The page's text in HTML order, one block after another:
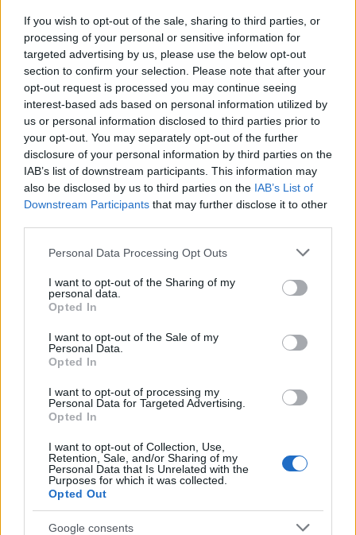
If you wish to opt-out of the sale, sharing to third parties, or
processing of your personal or sensitive information for
targeted advertising by us, please use the below opt-out
section to confirm your selection. Please note that after your
opt-out request is processed you may continue seeing
interest-based ads based on personal information utilized by
us or personal information disclosed to third parties prior to
your opt-out. You may separately opt-out of the further
disclosure of your personal information by third parties on the
IAB’s list of downstream participants. This information may
also be disclosed by us to third parties on the IAB’s List of
Downstream Participants that may further disclose it to other
Please note that this website/app uses one or more Google
not limited to your visit or usage behaviour. You may click to
grant or deny consent to Google and its third-party tags to
use your data for below specified purposes in below Google
consent section.
Personal Data Processing Opt Outs
I want to opt-out of the Sharing of my
personal data.
Opted In
I want to opt-out of the Sale of my
Personal Data.
Opted In
I want to opt-out of processing my
Personal Data for Targeted Advertising.
Opted In
I want to opt-out of Collection, Use,
Retention, Sale, and/or Sharing of my
Personal Data that Is Unrelated with the
Purposes for which it was collected.
Opted Out
Google consents
Uniós források: íme a teendők, amelyek a
pénzek érkezéséhez még szükségesek
ELEMZÉSEK
Minden idők legjövedelmezőbbje és
legdrágábbja volt az amerikai foci vb -
gyorsmérleg
HÍREK 2026. júl. 20.